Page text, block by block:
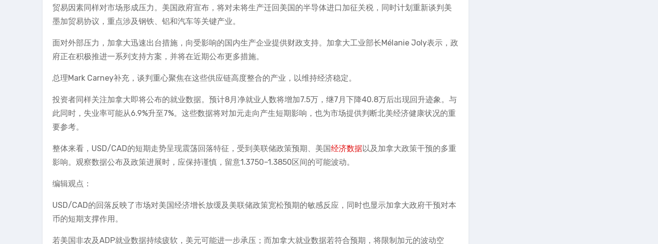
贸易因素同样对市场形成压力。美国政府宣布，将对未将生产迁回美国的半导体进口加征关税，同时计划重新谈判美
墨加贸易协议，重点涉及钢铁、铝和汽车等关键产业。
面对外部压力，加拿大迅速出台措施，向受影响的国内生产企业提供财政支持。加拿大工业部长Mélanie Joly表示，政
府正在积极推进一系列支持方案，并将在近期公布更多措施。
总理Mark Carney补充，谈判重心聚焦在这些供应链高度整合的产业，以维持经济稳定。
投资者同样关注加拿大即将公布的就业数据。预计8月净就业人数将增加7.5万，继7月下降40.8万后出现回升迹象。与
此同时，失业率可能从6.9%升至7%。这些数据将对加元走向产生短期影响，也为市场提供判断北美经济健康状况的重
要参考。
整体来看，USD/CAD的短期走势呈现震荡回落特征，受到美联储政策预期、美国经济数据以及加拿大政策干预的多重
影响。观察数据公布及政策进展时，应保持谨慎，留意1.3750–1.3850区间的可能波动。
编辑观点：
USD/CAD的回落反映了市场对美国经济增长放缓及美联储政策宽松预期的敏感反应，同时也显示加拿大政府干预对本
币的短期支撑作用。
若美国非农及ADP就业数据持续疲软，美元可能进一步承压；而加拿大就业数据若符合预期，将限制加元的波动空